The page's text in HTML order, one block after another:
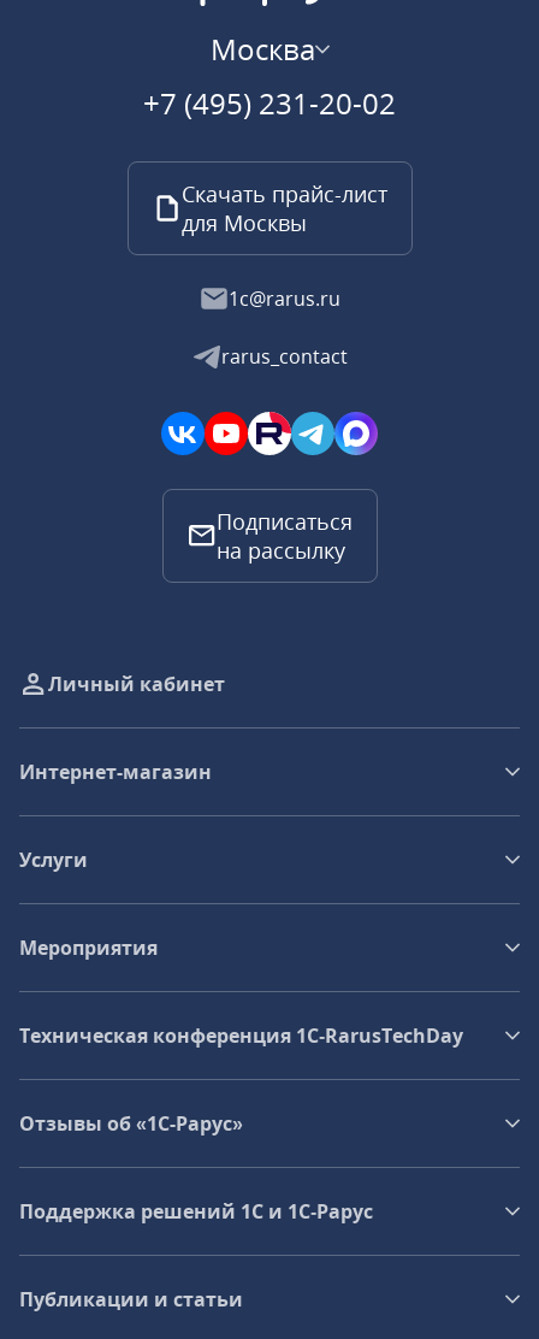
Москва
+7 (495) 231-20-02
Скачать прайс-лист
для Москвы
1c@rarus.ru
rarus_contact
Подписаться
на рассылку
Личный кабинет
Интернет-магазин
Услуги
Мероприятия
Техническая конференция 1C‑RarusTechDay
Отзывы об «1С-Рарус»
Поддержка решений 1С и 1С‑Рарус
Публикации и статьи